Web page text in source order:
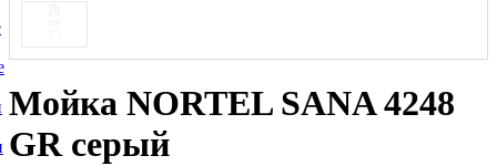
Мойка NORTEL SANA 4248
GR серый